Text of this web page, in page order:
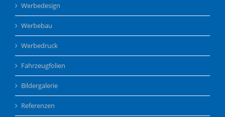
Werbedesign
Werbebau
Werbedruck
Fahrzeugfolien
Bildergalerie
Referenzen